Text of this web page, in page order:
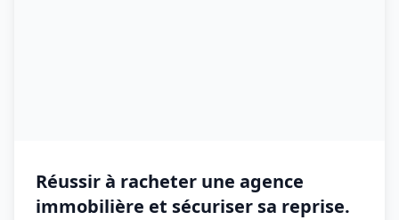
Réussir à racheter une agence
immobilière et sécuriser sa reprise.